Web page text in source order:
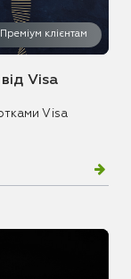
Преміум клієнтам
Visa
Visa